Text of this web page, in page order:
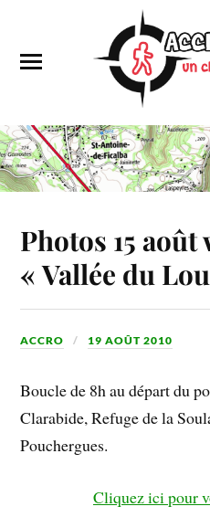
Photos 15 août
« Vallée du
ACCRO 19 AOÛT 2010
Boucle de 8h au départ du
Clarabide, Refuge de la
Pouchergues.
Cliquez ici pour